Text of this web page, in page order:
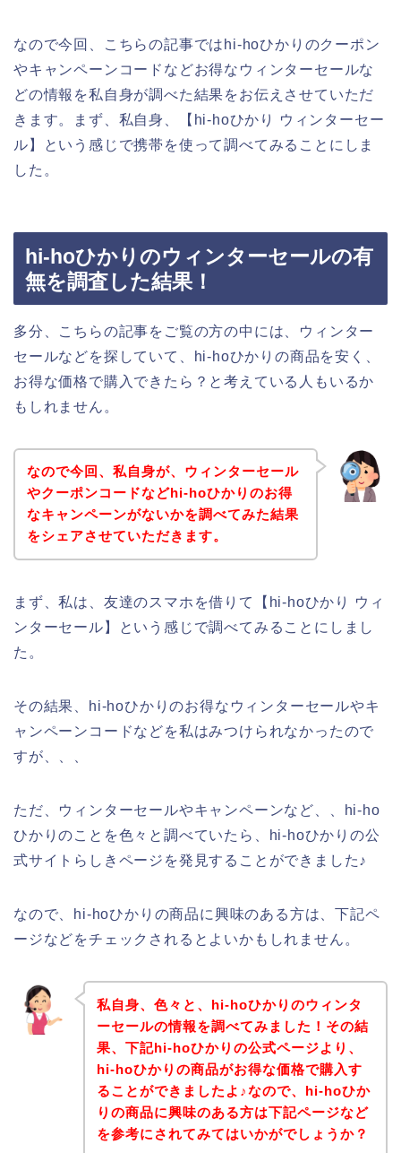
なので今回、こちらの記事ではhi-hoひかりのクーポン
やキャンペーンコードなどお得なウィンターセールな
どの情報を私自身が調べた結果をお伝えさせていただ
きます。まず、私自身、【hi-hoひかり ウィンターセー
ル】という感じで携帯を使って調べてみることにしま
した。
hi-hoひかりのウィンターセールの有
無を調査した結果！
多分、こちらの記事をご覧の方の中には、ウィンター
セールなどを探していて、hi-hoひかりの商品を安く、
お得な価格で購入できたら？と考えている人もいるか
もしれません。
なので今回、私自身が、ウィンターセール
やクーポンコードなどhi-hoひかりのお得
なキャンペーンがないかを調べてみた結果
をシェアさせていただきます。
まず、私は、友達のスマホを借りて【hi-hoひかり ウィ
ンターセール】という感じで調べてみることにしまし
た。
その結果、hi-hoひかりのお得なウィンターセールやキ
ャンペーンコードなどを私はみつけられなかったので
すが、、、
ただ、ウィンターセールやキャンペーンなど、、hi-ho
ひかりのことを色々と調べていたら、hi-hoひかりの公
式サイトらしきページを発見することができました♪
なので、hi-hoひかりの商品に興味のある方は、下記ペ
ージなどをチェックされるとよいかもしれません。
私自身、色々と、hi-hoひかりのウィンタ
ーセールの情報を調べてみました！その結
果、下記hi-hoひかりの公式ページより、
hi-hoひかりの商品がお得な価格で購入す
ることができましたよ♪なので、hi-hoひか
りの商品に興味のある方は下記ページなど
を参考にされてみてはいかがでしょうか？